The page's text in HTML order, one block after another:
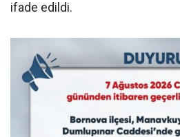
ifade edildi.